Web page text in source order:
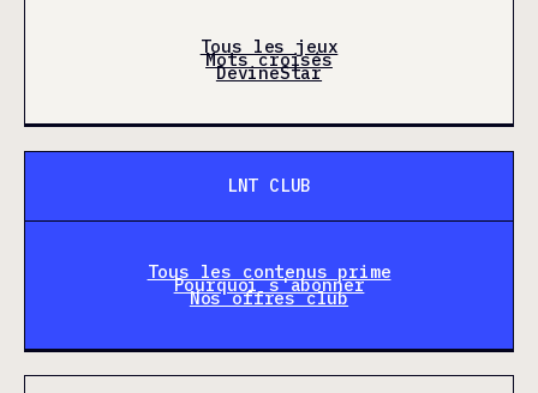
Tous les jeux
Mots croisés
DevineStar
LNT CLUB
Tous les contenus prime
Pourquoi s'abonner
Nos offres club